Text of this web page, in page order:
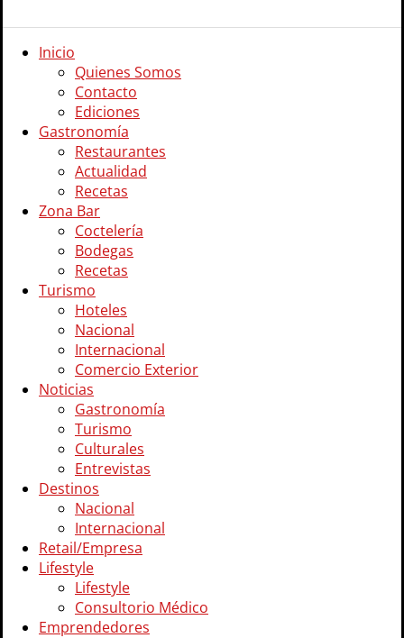
Inicio
Quienes Somos
Contacto
Ediciones
Gastronomía
Restaurantes
Actualidad
Recetas
Zona Bar
Coctelería
Bodegas
Recetas
Turismo
Hoteles
Nacional
Internacional
Comercio Exterior
Noticias
Gastronomía
Turismo
Culturales
Entrevistas
Destinos
Nacional
Internacional
Retail/Empresa
Lifestyle
Lifestyle
Consultorio Médico
Emprendedores